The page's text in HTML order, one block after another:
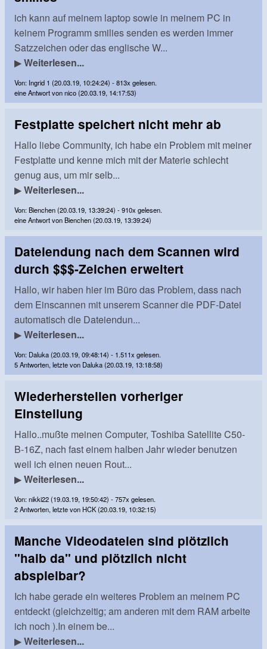
ich kann auf meinem laptop sowie in meinem PC in
keinem Programm smilies senden es werden immer
Satzzeichen oder das englische W...
▶Weiterlesen...
Von: Ingrid 1 (20.03.19, 10:24:24) - 813x gelesen.
eine Antwort von nico (20.03.19, 14:17:53)
Festplatte speichert nicht mehr ab
Hallo liebe Community, ich habe ein Problem mit meiner
Festplatte und kenne mich mit der Materie schlecht
genug aus, um mir selb...
▶Weiterlesen...
Von: Bienchen (20.03.19, 13:39:24) - 910x gelesen.
eine Antwort von Bienchen (20.03.19, 13:39:24)
Dateiendung nach dem Scannen wird
durch $$$-Zeichen erweitert
Hallo, wir haben hier im Büro das Problem, dass nach
dem Einscannen mit unserem Scanner die PDF-Datei
automatisch die Dateiendun...
▶Weiterlesen...
Von: Daluka (20.03.19, 09:48:14) - 1.511x gelesen.
5 Antworten, letzte von Daluka (20.03.19, 13:18:58)
Wiederherstellen vorheriger
Einstellung
Hallo..mußte meinen Computer, Toshiba Satellite C50-
B-16Z, nach fast einem halben Jahr wieder benutzen
weil ich einen neuen Rout...
▶Weiterlesen...
Von: nikki22 (19.03.19, 19:50:42) - 757x gelesen.
2 Antworten, letzte von HCK (20.03.19, 10:32:15)
Manche Videodateien sind plötzlich
"halb da" und plötzlich nicht
abspielbar?
Ich habe gerade ein weiteres Problem an meinem PC
entdeckt (gleichzeitig; am anderen mit dem RAM arbeite
ich noch ).In einem be...
▶Weiterlesen...